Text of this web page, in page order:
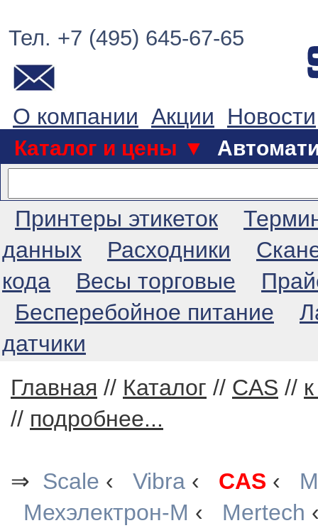
Тел. +7 (495) 645-67-65
О компании Акции Новости
Каталог и цены ▼
Принтеры этикеток
данных
Расходники
кода
Весы торговые
Бесперебойное питание
датчики
Главная // Каталог // CAS //
// подробнее...
⇒ Scale ‹ Vibra ‹ CAS ‹
Мехэлектрон-М ‹ Mertech